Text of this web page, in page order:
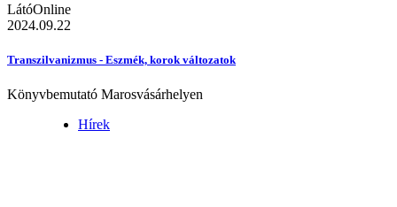
LátóOnline
2024.09.22
Transzilvanizmus - Eszmék, korok változatok
Könyvbemutató Marosvásárhelyen
Hírek